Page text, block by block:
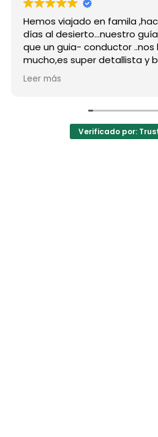
viajado en famila ,haciendo el
desierto...nuestro guía,
guia- conductor ..nos ha
super detallista y buen
atento a todas nuestras
muchos lugares
a la agencia,..súper
Verificado por: